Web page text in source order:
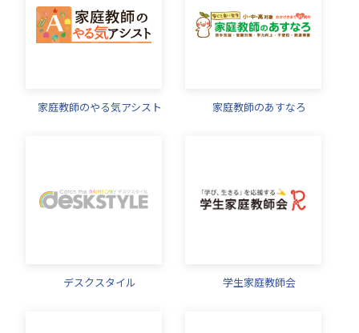
家庭教師のやる気アシスト 家庭教師のあすなろ
デスクスタイル 学生家庭教師会